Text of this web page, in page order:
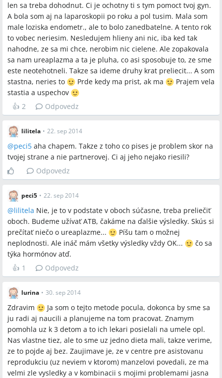
len sa treba dohodnut. Ci je ochotny ti s tym pomoct tvoj gyn.
A bola som aj na laparoskopii po roku a pol tusim. Mala som
male loziska endometr., ale to bolo zanedbatelne. A tento rok
to vobec neriesim. Nesledujem hlieny ani nic, iba ked tak
nahodne, ze sa mi chce, nerobim nic cielene. Ale zopakovala
sa nam ureaplazma a ta je pluha, co asi sposobuje to, ze sme
este neotehotneli. Takze sa ideme druhy krat preliecit... A som
stastna, neries to
Prde kedy ma prist, ak ma
Prajem vela
stastia a uspechov
👍 2 Odpovedz
lilitela • 22. sep 2014
@peci5 aha chapem. Takze z toho co pises je problem skor na
tvojej strane a nie partnerovej. Ci aj jeho nejako riesili?
Odpovedz
peci5 • 22. sep 2014
@lilitela Nie, je to v podstate v oboch súčasne, treba preliečiť
oboch. Budeme užívať ATB, čakáme na ďalšie výsledky. Skús si
prečítať niečo o ureaplazme...
Píšu tam o možnej
neplodnosti. Ale ináč mám všetky výsledky vždy OK...
čo sa
týka hormónov atď.
👍 1 Odpovedz
lurina • 30. sep 2014
Zdravim
Ja som o tejto metode pocula, dokonca by sme sa
ju radi aj naucili a planujeme na tom pracovat. Znamym
pomohla uz k 3 detom a to ich lekari posielali na umele opl.
Nas vlastne tiez, ale to sme uz jedno dieta mali, takze verime,
ze to pojde aj bez. Zaujimave je, ze v centre pre asistovanu
reprodukciu (uz neviem v ktorom) manzelovi povedali, ze ma
velmi zle vysledky a v kombinacii s mojimi problemami jasna